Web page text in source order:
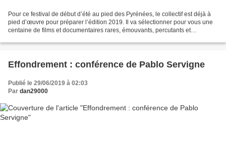
Pour ce festival de début d’été au pied des Pyrénées, le collectif est déjà à
pied d’œuvre pour préparer l’édition 2019. Il va sélectionner pour vous une
centaine de films et documentaires rares, émouvants, percutants et
Effondrement : conférence de Pablo Servigne
Publié le 29/06/2019 à 02:03
Par dan29000